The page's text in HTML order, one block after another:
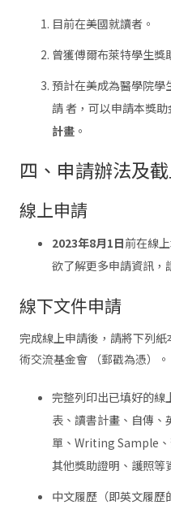
目前在美國就讀者。
曾獲傅爾布萊特學生獎
預計在美成為醫學院學
請 者，可以申請本獎助
計畫。
四、申請辦法及截
線上申請
2023年8月1日前在線
欲了解更多申請資訊，
線下文件申請
完成線上申請後，請將下列
術交流基金會 （郵戳為憑）。
完整列印出已填好的線
表、讀書計畫、自傳
單、Writing Sample、
其他獎助證明、護照等
中文履歷（即英文履歷